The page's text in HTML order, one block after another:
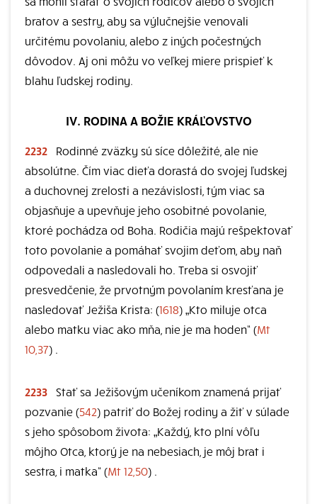
bratov a sestry, aby sa výlučnejšie venovali
určitému povolaniu, alebo z iných počestných
dôvodov. Aj oni môžu vo veľkej miere prispieť k
blahu ľudskej rodiny.
IV. RODINA A BOŽIE KRÁĽOVSTVO
2232
Rodinné zväzky sú síce dôležité, ale nie
absolútne. Čím viac dieťa dorastá do svojej ľudskej
a duchovnej zrelosti a nezávislosti, tým viac sa
objasňuje a upevňuje jeho osobitné povolanie,
ktoré pochádza od Boha. Rodičia majú rešpektovať
toto povolanie a pomáhať svojim deťom, aby naň
odpovedali a nasledovali ho. Treba si osvojiť
presvedčenie, že prvotným povolaním kresťana je
nasledovať Ježiša Krista: (1618) „Kto miluje otca
alebo matku viac ako mňa, nie je ma hoden“ (Mt
10,37) .
2233 Stať sa Ježišovým učeníkom znamená prijať
pozvanie (542) patriť do Božej rodiny a žiť v súlade
s jeho spôsobom života: „Každý, kto plní vôľu
môjho Otca, ktorý je na nebesiach, je môj brat i
sestra, i matka“ (Mt 12,50) .